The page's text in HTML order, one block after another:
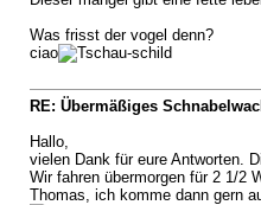
Was frisst der vogel denn?
ciao
RE: Übermäßiges
Hallo,
vielen Dank für eure Antworten.
Wir fahren übermorgen für 2 1/2
Thomas, ich komme dann gern